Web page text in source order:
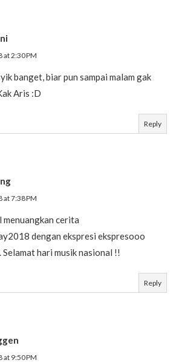
at 2:30 PM
banget, biar pun sampai malam gak
Aris :D
Reply
at 7:38 PM
menuangkan cerita
dengan ekspresi ekspresooo
Selamat hari musik nasional !!
Reply
at 9:50 PM